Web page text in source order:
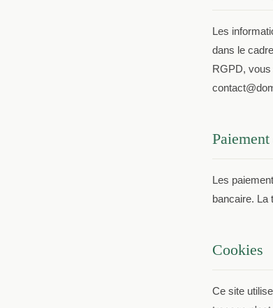
Les
dans le
RGPD,
Les
bancaire. La
Cookies
Ce site